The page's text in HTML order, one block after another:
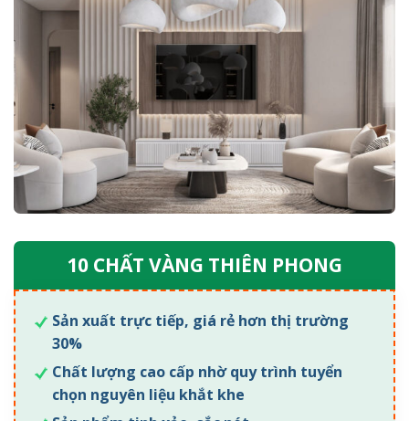
10 CHẤT VÀNG THIÊN PHONG
Sản xuất trực tiếp, giá rẻ hơn thị trường
30%
Chất lượng cao cấp nhờ quy trình tuyển
chọn nguyên liệu khắt khe